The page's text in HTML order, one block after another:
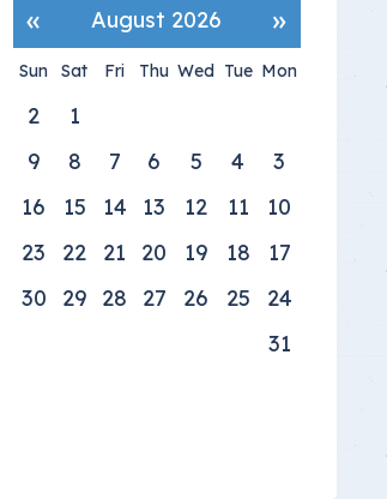
«
August 2026
»
Mon
Tue
Wed
Thu
Fri
Sat
Sun
1
2
3
4
5
6
7
8
9
10
11
12
13
14
15
16
17
18
19
20
21
22
23
24
25
26
27
28
29
30
31